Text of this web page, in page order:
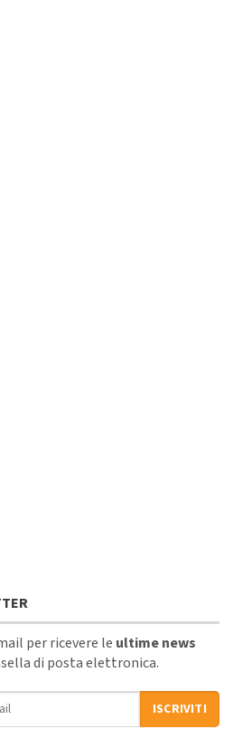
per ricevere le ultime news
di posta elettronica.
ISCRIVITI